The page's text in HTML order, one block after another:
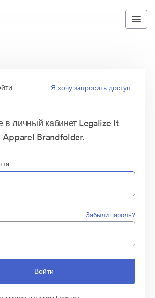
Я хочу запросить доступ
в личный кабинет Legalize It
Apparel Brandfolder.
Забыли пароль?